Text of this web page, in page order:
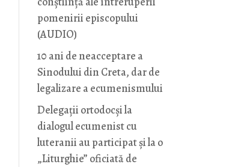
pomenirii episcopului
(AUDIO)
10 ani de neacceptare a
Sinodului din Creta, dar de
legalizare a ecumenismului
Delegații ortodocși la
dialogul ecumenist cu
luteranii au participat și la o
„Liturghie” oficiată de